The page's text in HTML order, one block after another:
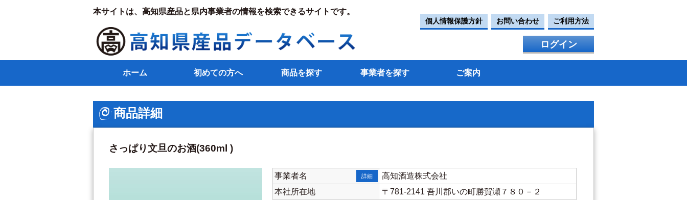
本サイトは、高知県産品と県内事業者の情報を検索できるサイトです。
個人情報保護方針 お問い合わせ ご利用方法
ログイン
ホーム 初めての方へ 商品を探す 事業者を探す ご案内
商品詳細
さっぱり文旦のお酒(360ml )
事業者名 詳細
高知酒造株式会社
本社所在地
〒781-2141 吾川郡いの町勝賀瀬７８０－２